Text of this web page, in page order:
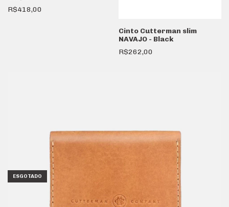
R$418,00
Cinto Cutterman slim
NAVAJO - Black
R$262,00
ESGOTADO